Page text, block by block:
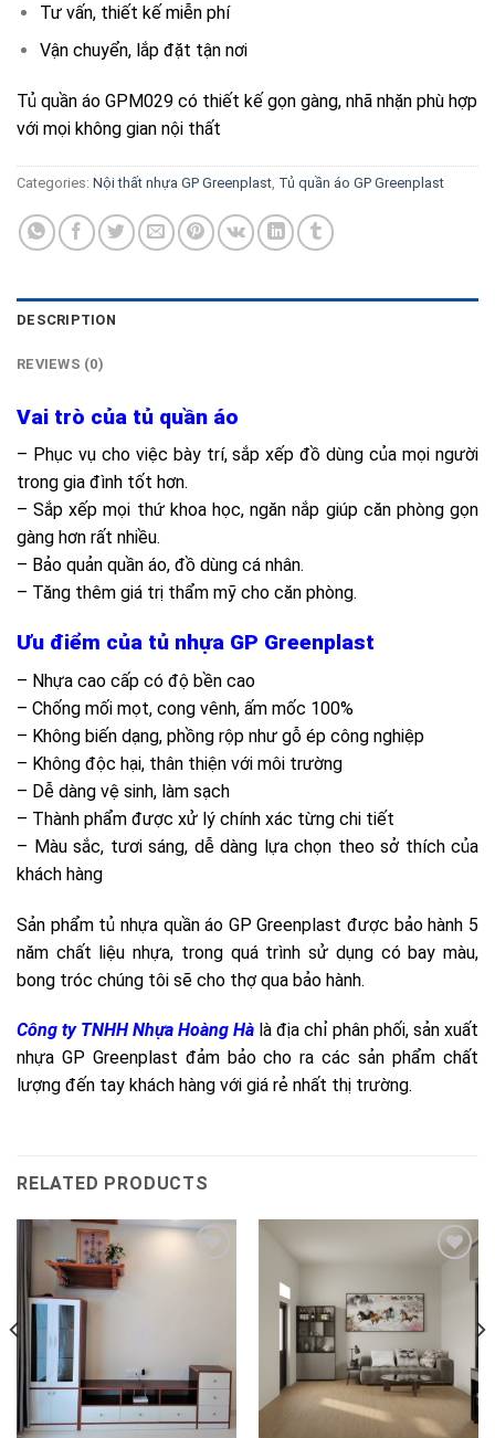
Tư vấn, thiết kế miễn phí
Vận chuyển, lắp đặt tận nơi
Tủ quần áo GPM029 có thiết kế gọn gàng, nhã nhặn phù hợp
với mọi không gian nội thất
Categories: Nội thất nhựa GP Greenplast Tủ quần áo GP Greenplast
DESCRIPTION
REVIEWS (0)
Vai trò của tủ quần áo
– Phục vụ cho việc bày trí, sắp xếp đồ dùng của mọi người
trong gia đình tốt hơn.
– Sắp xếp mọi thứ khoa học, ngăn nắp giúp căn phòng gọn
gàng hơn rất nhiều.
– Bảo quản quần áo, đồ dùng cá nhân.
– Tăng thêm giá trị thẩm mỹ cho căn phòng.
Ưu điểm của tủ nhựa GP Greenplast
– Nhựa cao cấp có độ bền cao
– Chống mối mọt, cong vênh, ấm mốc 100%
– Không biến dạng, phồng rộp như gỗ ép công nghiệp
– Không độc hại, thân thiện với môi trường
– Dễ dàng vệ sinh, làm sạch
– Thành phẩm được xử lý chính xác từng chi tiết
– Màu sắc, tươi sáng, dễ dàng lựa chọn theo sở thích của
khách hàng
Sản phẩm tủ nhựa quần áo GP Greenplast được bảo hành 5
năm chất liệu nhựa, trong quá trình sử dụng có bay màu,
bong tróc chúng tôi sẽ cho thợ qua bảo hành.
Công ty TNHH Nhựa Hoàng Hà là địa chỉ phân phối, sản xuất
nhựa GP Greenplast đảm bảo cho ra các sản phẩm chất
lượng đến tay khách hàng với giá rẻ nhất thị trường.
RELATED PRODUCTS